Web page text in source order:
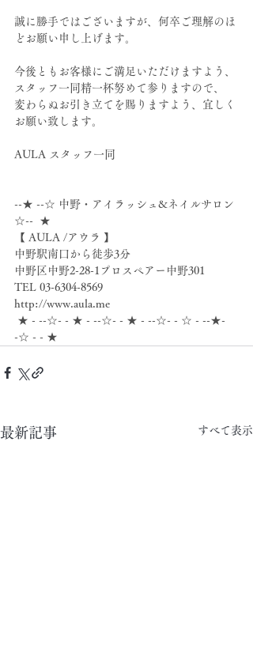
誠に勝手ではございますが、何卒ご理解のほ
どお願い申し上げます。
今後ともお客様にご満足いただけますよう、
スタッフ一同精一杯努めて参りますので、
変わらぬお引き立てを賜りますよう、宜しく
お願い致します。
AULA スタッフ一同
--★ --☆ 中野・アイラッシュ&ネイルサロン
☆--  ★
【 AULA /アウラ 】
中野駅南口から徒歩3分
中野区中野2-28-1プロスペアー中野301
TEL 03-6304-8569
http://www.aula.me
-☆ - - ★
最新記事 すべて表示